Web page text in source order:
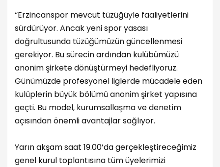
“Erzincanspor mevcut tüzüğüyle faaliyetlerini
sürdürüyor. Ancak yeni spor yasası
doğrultusunda tüzüğümüzün güncellenmesi
gerekiyor. Bu sürecin ardından kulübümüzü
anonim şirkete dönüştürmeyi hedefliyoruz.
Günümüzde profesyonel liglerde mücadele eden
kulüplerin büyük bölümü anonim şirket yapısına
geçti. Bu model, kurumsallaşma ve denetim
açısından önemli avantajlar sağlıyor.
Yarın akşam saat 19.00’da gerçekleştireceğimiz
genel kurul toplantısına tüm üyelerimizi